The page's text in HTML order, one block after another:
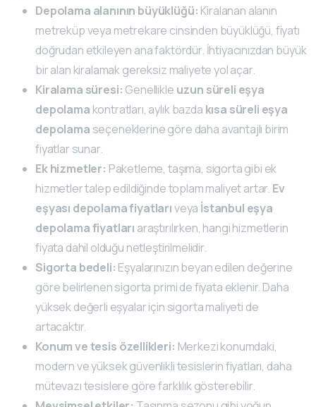
Depolama alanının büyüklüğü: Kiralanan alanın
metreküp veya metrekare cinsinden büyüklüğü, fiyatı
doğrudan etkileyen ana faktördür. İhtiyacınızdan büyük
bir alan kiralamak gereksiz maliyete yol açar.
Kiralama süresi: Genellikle uzun süreli eşya
depolama kontratları, aylık bazda kısa süreli eşya
depolama seçeneklerine göre daha avantajlı birim
fiyatlar sunar.
Ek hizmetler: Paketleme, taşıma, sigorta gibi ek
hizmetler talep edildiğinde toplam maliyet artar. Ev
eşyası depolama fiyatlarıveya İstanbul eşya
depolama fiyatları araştırılırken, hangi hizmetlerin
fiyata dahil olduğu netleştirilmelidir.
Sigorta bedeli: Eşyalarınızın beyan edilen değerine
göre belirlenen sigorta primi de fiyata eklenir. Daha
yüksek değerli eşyalar için sigorta maliyeti de
artacaktır.
Konum ve tesis özellikleri: Merkezi konumdaki,
modern ve yüksek güvenlikli tesislerin fiyatları, daha
mütevazı tesislere göre farklılık gösterebilir.